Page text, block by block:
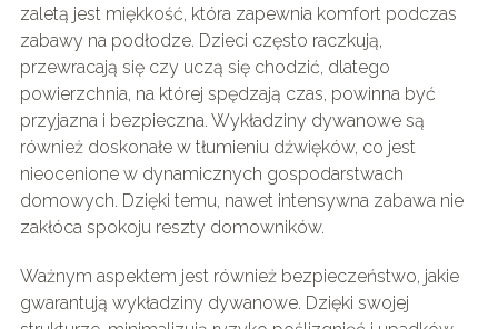
zaletą jest miękkość, która zapewnia komfort podczas
zabawy na podłodze. Dzieci często raczkują,
przewracają się czy uczą się chodzić, dlatego
powierzchnia, na której spędzają czas, powinna być
przyjazna i bezpieczna. Wykładziny dywanowe są
również doskonałe w tłumieniu dźwięków, co jest
nieocenione w dynamicznych gospodarstwach
domowych. Dzięki temu, nawet intensywna zabawa nie
zakłóca spokoju reszty domowników.
Ważnym aspektem jest również bezpieczeństwo, jakie
gwarantują wykładziny dywanowe. Dzięki swojej